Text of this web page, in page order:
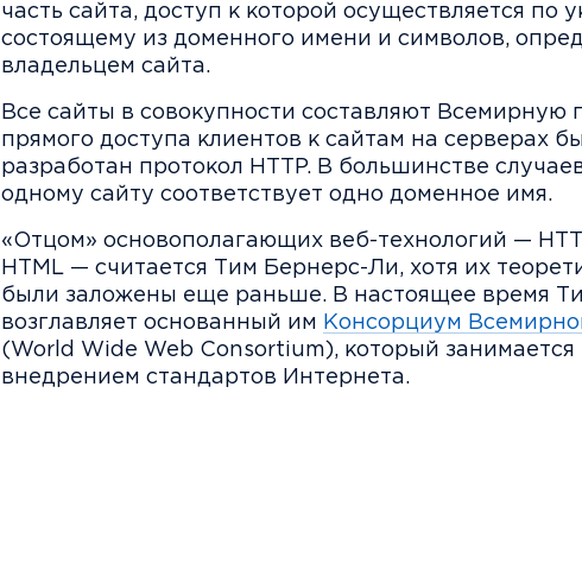
часть сайта, доступ к которой осуществляется по
состоящему из доменного имени и символов,
владельцем сайта.
Все сайты в совокупности составляют Всемирную
прямого доступа клиентов к сайтам на серверах
разработан протокол HTTP. В большинстве
одному сайту соответствует одно доменное имя.
«Отцом» основополагающих веб-технологий —
HTML — считается Тим Бернерс-Ли, хотя их
были заложены еще раньше. В настоящее время
возглавляет основанный им Консорциум
(World Wide Web Consortium), который занимается
внедрением стандартов Интернета.